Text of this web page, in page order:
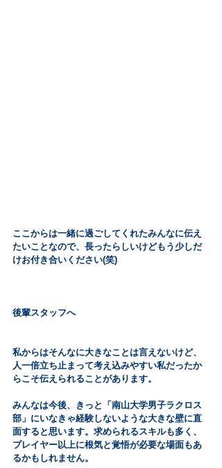
ここからは一緒に過ごしてくれたみんなに伝え
たいことなので、長ったらしいけどもう少しだ
けお付き合いください(笑)
後輩スタッフへ
私からはそんなに大きなことは言えないけど、
人一倍立ち止まって考え込みやすい私だったか
らこそ伝えられることがあります。
みんなは今後、きっと「南山大学男子ラクロス
部」にいなきゃ経験しないような大きな壁に直
面すると思います。求められるスキルも多く、
プレイヤー以上に根気と覚悟が必要な場面もあ
るかもしれません。